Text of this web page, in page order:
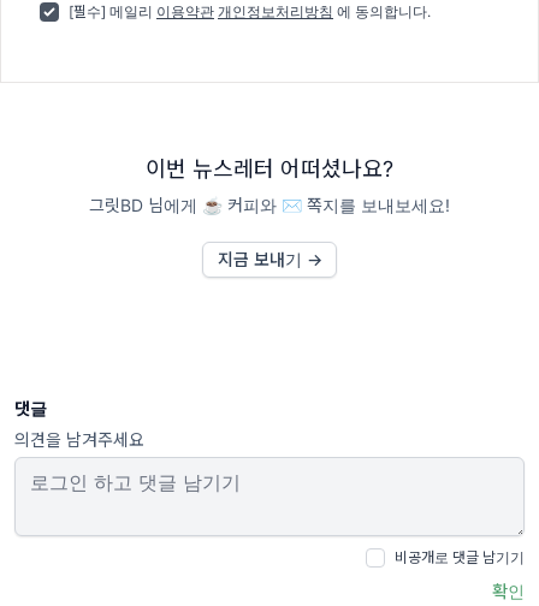
[필수] 메일리 이용약관 개인정보처리방침 에 동의합니다.
이번 뉴스레터 어떠셨나요?
그릿BD 님에게 ☕️ 커피와 ✉️ 쪽지를 보내보세요!
지금 보내기 →
댓글
의견을 남겨주세요
비공개로 댓글 남기기
확인